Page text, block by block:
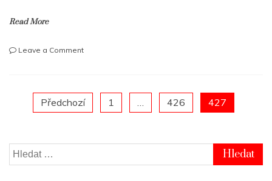
Read More
Leave a Commenton
je
60
originál
Posts
pagination
Předchozí 1 … 426 427
Vyhledávání